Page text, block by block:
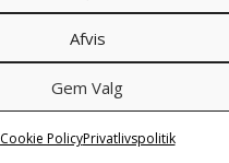
Afvis
Gem Valg
Cookie PolicyPrivatlivspolitik